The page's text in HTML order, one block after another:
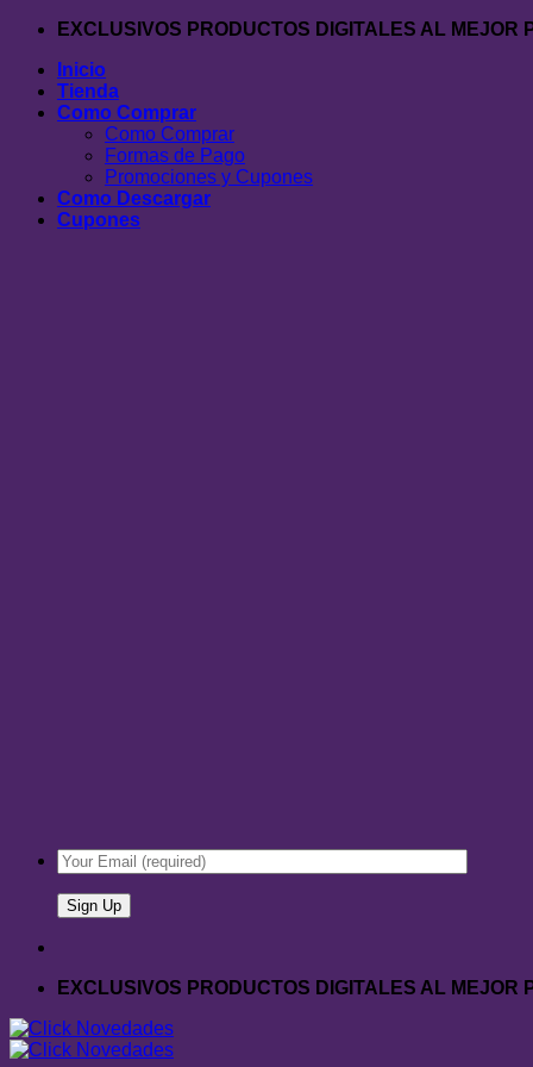
Saltar
contenido
EXCLUSIVOS PRODUCTOS DIGITALES AL MEJOR
Inicio
Tienda
Como Comprar
Como Comprar
Formas de Pago
Promociones y Cupones
Como Descargar
Cupones
EXCLUSIVOS PRODUCTOS DIGITALES AL MEJOR